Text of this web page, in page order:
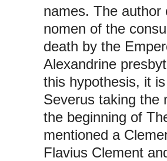
names. The
nomen of the
death by the
Alexandrine
this hypothesis, it
Severus taking the
the beginning of
mentioned a
Flavius Clement